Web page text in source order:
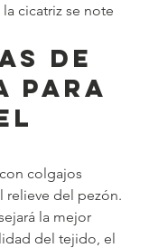
cicatriz se note
de
para
colgajos
relieve del pezón.
la mejor
del tejido, el